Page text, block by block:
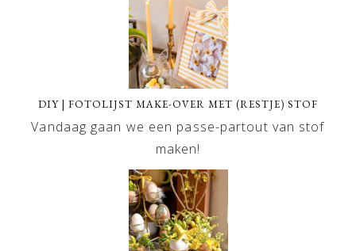
DIY | FOTOLIJST MAKE-OVER MET (RESTJE) STOF
Vandaag gaan we een passe-partout van stof
maken!